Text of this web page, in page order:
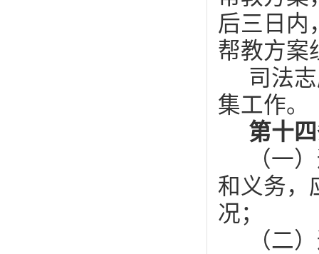
后三日内
帮教方案
司法
集工作。
第十
（一
和义务，
况；
（二